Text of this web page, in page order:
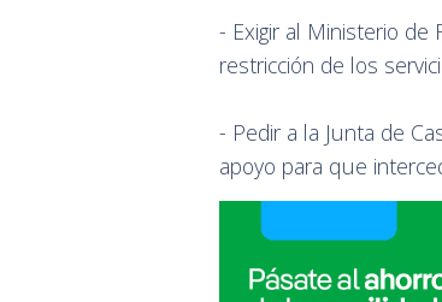
- Exigir al Ministerio de
restricción de los
- Pedir a la Junta de
apoyo para que